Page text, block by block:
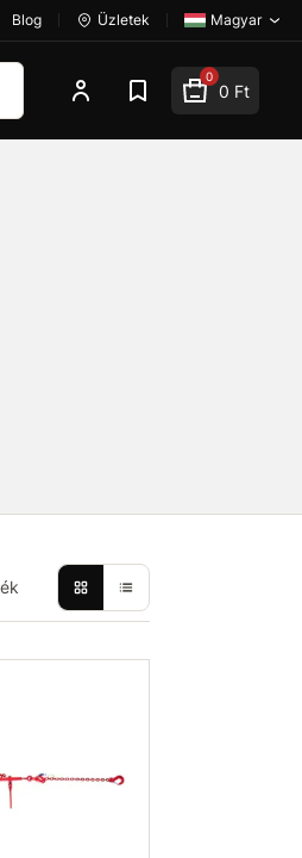
Blog Üzletek Magyar
0
0 Ft